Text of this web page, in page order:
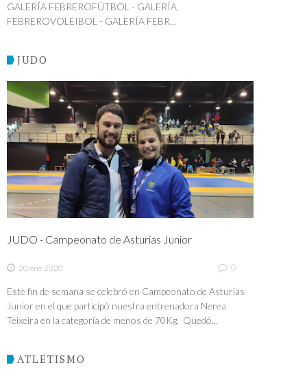
GALERÍA FEBREROFÚTBOL - GALERÍA
FEBREROVOLEIBOL - GALERÍA FEBR...
JUDO
JUDO - Campeonato de Asturias Junior
20 ene 2020 0
Este fin de semana se celebró en Campeonato de Asturias
Junior en el que participó nuestra entrenadora Nerea
Teixeira en la categoría de menos de 70Kg. Quedó...
ATLETISMO